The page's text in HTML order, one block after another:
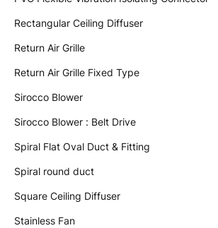
Rectangular Ceiling Diffuser
Return Air Grille
Return Air Grille Fixed Type
Sirocco Blower
Sirocco Blower : Belt Drive
Spiral Flat Oval Duct & Fitting
Spiral round duct
Square Ceiling Diffuser
Stainless Fan